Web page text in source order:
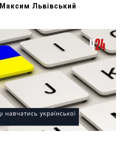
Максим Львівський